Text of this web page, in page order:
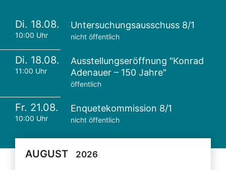
Di. 18.08.
10:00 Uhr
Untersuchungsausschuss 8/1
nicht öffentlich
Di. 18.08.
11:00 Uhr
Ausstellungseröffnung "Konrad
Adenauer – 150 Jahre"
öffentlich
Fr. 21.08.
10:00 Uhr
Enquetekommission 8/1
nicht öffentlich
AUGUST 2026